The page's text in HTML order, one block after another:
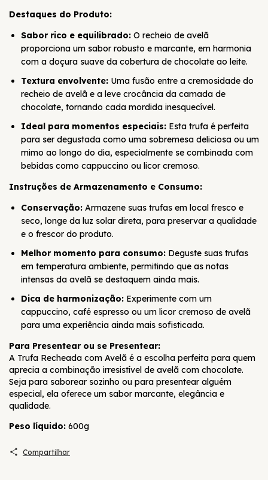
Destaques do Produto:
Sabor rico e equilibrado: O recheio de avelã
proporciona um sabor robusto e marcante, em harmonia
com a doçura suave da cobertura de chocolate ao leite.
Textura envolvente: Uma fusão entre a cremosidade do
recheio de avelã e a leve crocância da camada de
chocolate, tornando cada mordida inesquecível.
Ideal para momentos especiais: Esta trufa é perfeita
para ser degustada como uma sobremesa deliciosa ou um
mimo ao longo do dia, especialmente se combinada com
bebidas como cappuccino ou licor cremoso.
Instruções de Armazenamento e Consumo:
Conservação: Armazene suas trufas em local fresco e
seco, longe da luz solar direta, para preservar a qualidade
e o frescor do produto.
Melhor momento para consumo: Deguste suas trufas
em temperatura ambiente, permitindo que as notas
intensas da avelã se destaquem ainda mais.
Dica de harmonização: Experimente com um
cappuccino, café espresso ou um licor cremoso de avelã
para uma experiência ainda mais sofisticada.
Para Presentear ou se Presentear:
A Trufa Recheada com Avelã é a escolha perfeita para quem
aprecia a combinação irresistível de avelã com chocolate.
Seja para saborear sozinho ou para presentear alguém
especial, ela oferece um sabor marcante, elegância e
qualidade.
Peso líquido: 600g
Compartilhar